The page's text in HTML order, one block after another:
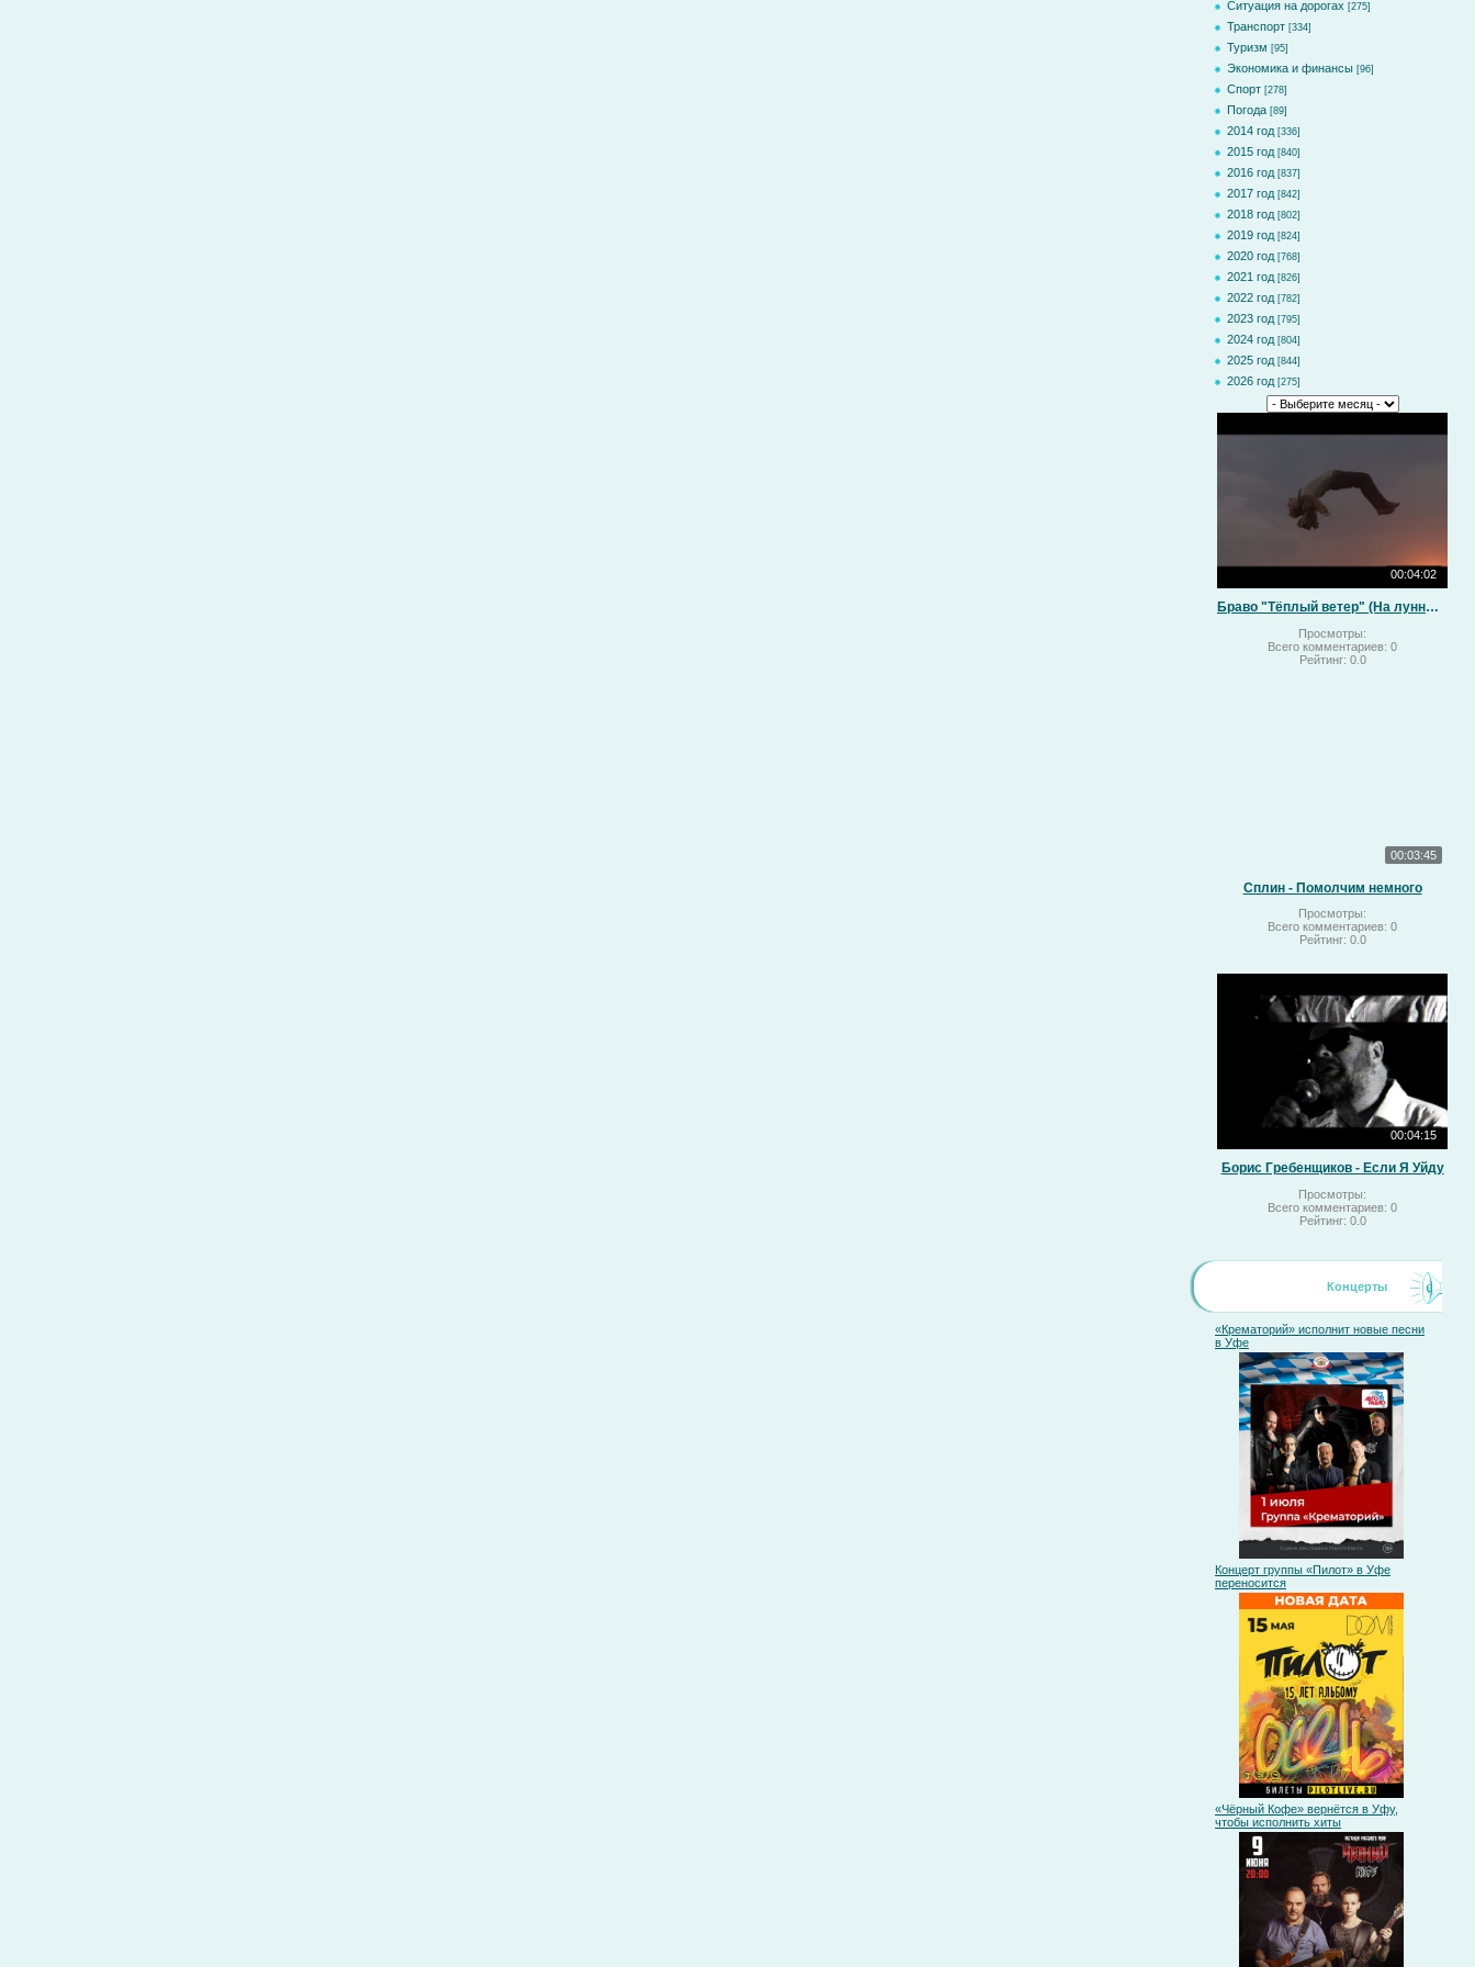
Ситуация на дорогах [275]
Транспорт [334]
Туризм [95]
Экономика и финансы [96]
Спорт [278]
Погода [89]
2014 год [336]
2015 год [840]
2016 год [837]
2017 год [842]
2018 год [802]
2019 год [824]
2020 год [768]
2021 год [826]
2022 год [782]
2023 год [795]
2024 год [804]
2025 год [844]
2026 год [275]
00:04:02
Браво "Тёплый ветер" (На лунный свет)
Просмотры:
Всего комментариев: 0
Рейтинг: 0.0
00:03:45
Сплин - Помолчим немного
Просмотры:
Всего комментариев: 0
Рейтинг: 0.0
00:04:15
Борис Гребенщиков - Если Я Уйду
Просмотры:
Всего комментариев: 0
Рейтинг: 0.0
Концерты
«Крематорий» исполнит новые песни
в Уфе
Концерт группы «Пилот» в Уфе
переносится
«Чёрный Кофе» вернётся в Уфу,
чтобы исполнить хиты